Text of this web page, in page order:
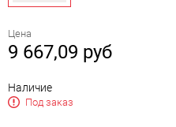
Цена
9 667,09 руб
Наличие
Под заказ